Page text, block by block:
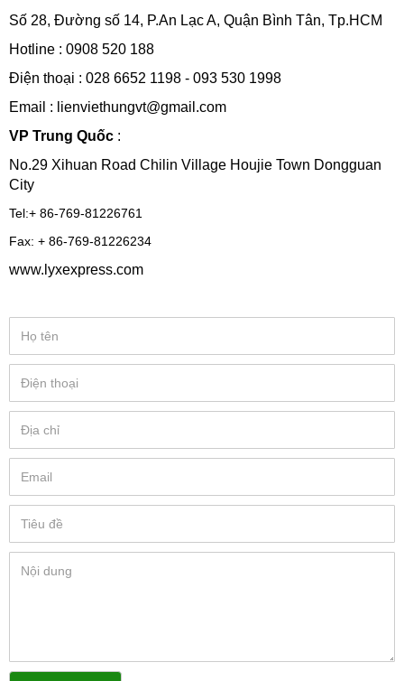
Số 28, Đường số 14, P.An Lạc A, Quận Bình Tân, Tp.HCM
Hotline : 0908 520 188
Điện thoại : 028 6652 1198 - 093 530 1998
Email : lienviethungvt@gmail.com
VP Trung Quốc :
No.29 Xihuan Road Chilin Village Houjie Town Dongguan
City
Tel:+ 86-769-81226761
Fax: + 86-769-81226234
www.lyxexpress.com